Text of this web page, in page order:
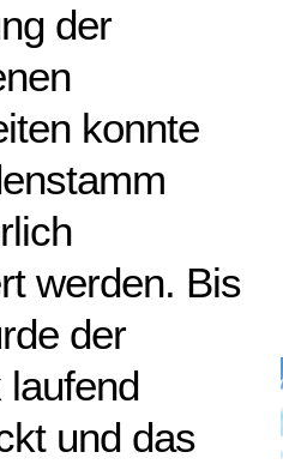
der
konnte
werden. Bis
der
laufend
und das